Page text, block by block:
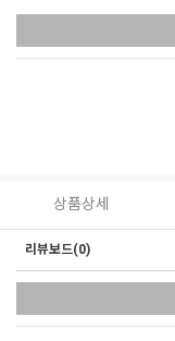
상품상세
리뷰보드(0)